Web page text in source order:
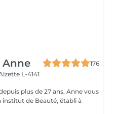
Anne
176
L-4141
plus de 27 ans, Anne vous
institut de Beauté, établi à